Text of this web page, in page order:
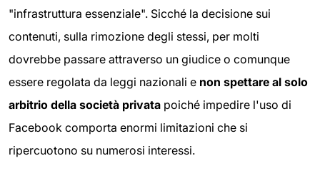
"infrastruttura essenziale". Sicché la decisione sui
contenuti, sulla rimozione degli stessi, per molti
dovrebbe passare attraverso un giudice o comunque
essere regolata da leggi nazionali e non spettare al solo
arbitrio della società privata poiché impedire l'uso di
Facebook comporta enormi limitazioni che si
ripercuotono su numerosi interessi.